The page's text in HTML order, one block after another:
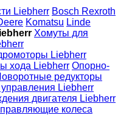
Liebherr Bosch Rexroth
Komatsu Linde
Хомуты для
Liebherr
хода Liebherr Опорно-
редукторы
Liebherr
двигателя Liebherr
колеса